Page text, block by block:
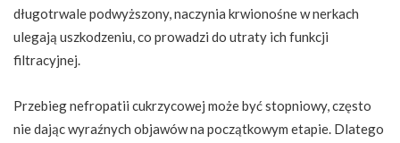
długotrwale podwyższony, naczynia krwionośne w nerkach
ulegają uszkodzeniu, co prowadzi do utraty ich funkcji
filtracyjnej.
Przebieg nefropatii cukrzycowej może być stopniowy, często
nie dając wyraźnych objawów na początkowym etapie. Dlatego